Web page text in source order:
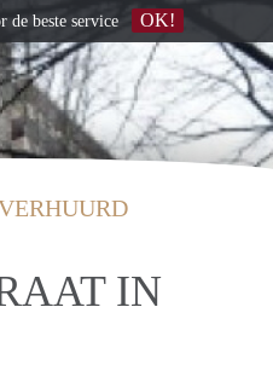
IN
de beste service OK!